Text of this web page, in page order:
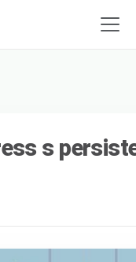
s